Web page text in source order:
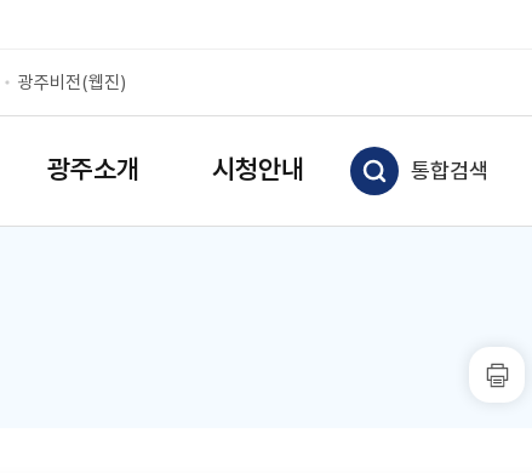
광주비전(웹진)
광주소개 시청안내 통합검색